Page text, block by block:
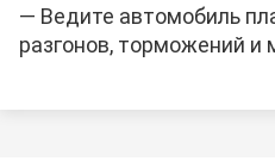
— Ведите автомобиль
разгонов, торможений и